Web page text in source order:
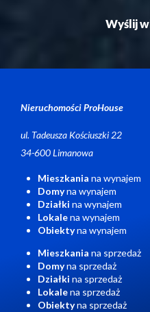
Nieruchomości ProHouse
ul. Tadeusza Kościuszki 22
34-600 Limanowa
Mieszkania na wynajem
Domyna wynajem
Działki na wynajem
Lokalena wynajem
Obiektyna wynajem
Mieszkania na sprzedaż
Domyna sprzedaż
Działki na sprzedaż
Lokalena sprzedaż
Obiektyna sprzedaż